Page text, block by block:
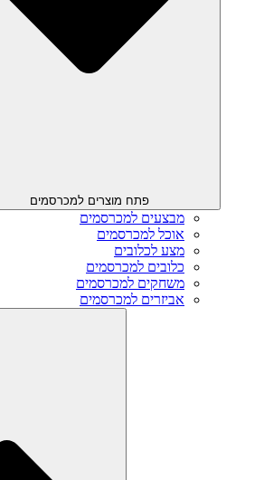
פתח מוצרים למכרסמים
מבצעים למכרסמים
אוכל למכרסמים
מצע לכלובים
כלובים למכרסמים
משחקים למכרסמים
אביזרים למכרסמים